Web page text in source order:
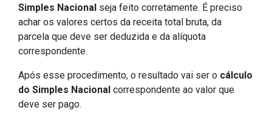
Simples Nacional seja feito corretamente. É preciso
achar os valores certos da receita total bruta, da
parcela que deve ser deduzida e da alíquota
correspondente.
Após esse procedimento, o resultado vai ser o cálculo
do Simples Nacional correspondente ao valor que
deve ser pago.